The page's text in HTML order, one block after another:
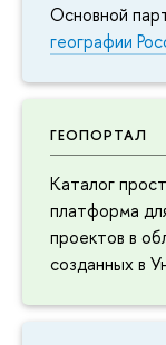
Основной
географии
ГЕОПОРТАЛ
Каталог
платформа
проектов в
созданных в